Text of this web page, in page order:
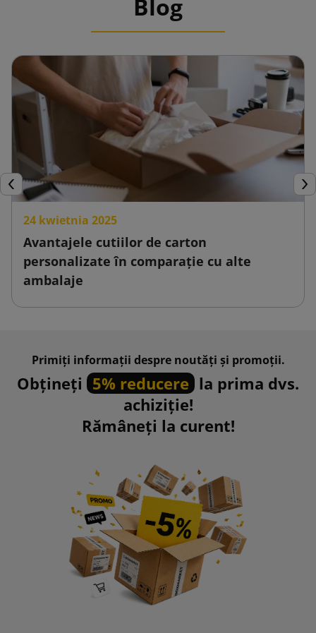
Blog
Inapoi
24 kwietnia 2025
Avantajele cutiilor de carton
personalizate în comparație cu alte
ambalaje
Primiți informații despre noutăți și promoții.
Obțineți 5% reducere la prima dvs.
achiziție!
Rămâneți la curent!